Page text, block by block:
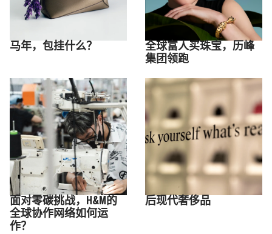
马年，包挂什么？
全球富人买珠宝，历峰
集团领跑
面对零碳挑战，H&M的
全球协作网络如何运
作？
后现代奢侈品